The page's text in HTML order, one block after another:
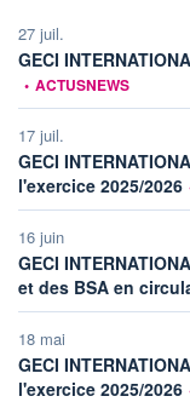
27 juil.
GECI
• ACTUSNEWS
17 juil.
GECI
l'exercice 2025/2026
16 juin
GECI
et des BSA en
18 mai
GECI
l'exercice 2025/2026